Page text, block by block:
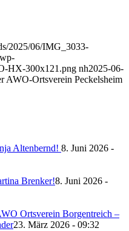
2025/06/IMG_3033-
HX-300x121.png nh2025-06-
AWO-Ortsverein Peckelsheim
Altenbernd! 8. Juni 2026 -
Brenker!8. Juni 2026 -
Ortsverein Borgentreich –
23. März 2026 - 09:32